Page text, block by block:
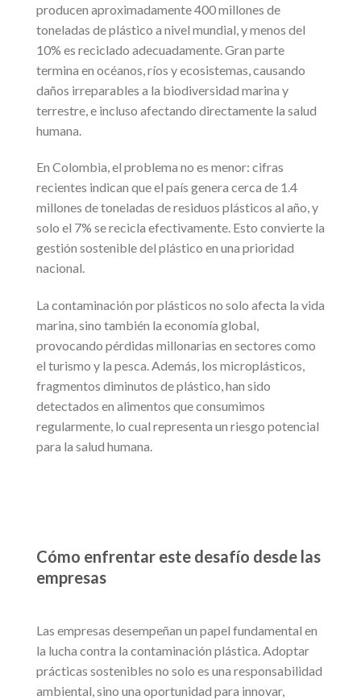
producen aproximadamente 400 millones de
toneladas de plástico a nivel mundial, y menos del
10% es reciclado adecuadamente. Gran parte
termina en océanos, ríos y ecosistemas, causando
daños irreparables a la biodiversidad marina y
terrestre, e incluso afectando directamente la salud
humana.
En Colombia, el problema no es menor: cifras
recientes indican que el país genera cerca de 1.4
millones de toneladas de residuos plásticos al año, y
solo el 7% se recicla efectivamente. Esto convierte la
gestión sostenible del plástico en una prioridad
nacional.
La contaminación por plásticos no solo afecta la vida
marina, sino también la economía global,
provocando pérdidas millonarias en sectores como
el turismo y la pesca. Además, los microplásticos,
fragmentos diminutos de plástico, han sido
detectados en alimentos que consumimos
regularmente, lo cual representa un riesgo potencial
para la salud humana.
Cómo enfrentar este desafío desde las
empresas
Las empresas desempeñan un papel fundamental en
la lucha contra la contaminación plástica. Adoptar
prácticas sostenibles no solo es una responsabilidad
ambiental, sino una oportunidad para innovar,